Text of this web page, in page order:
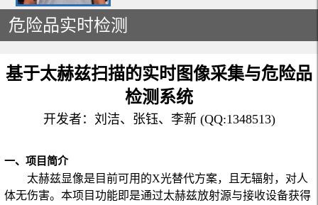
危险品实时检测
基于太赫兹扫描的实时图像采集与危险品
检测系统
开发者：刘洁、张钰、李新 (QQ:1348513)
一、项目简介
太赫兹显像是目前可用的X光替代方案，且无辐射，对人
体无伤害。本项目功能即是通过太赫兹放射源与接收设备获得